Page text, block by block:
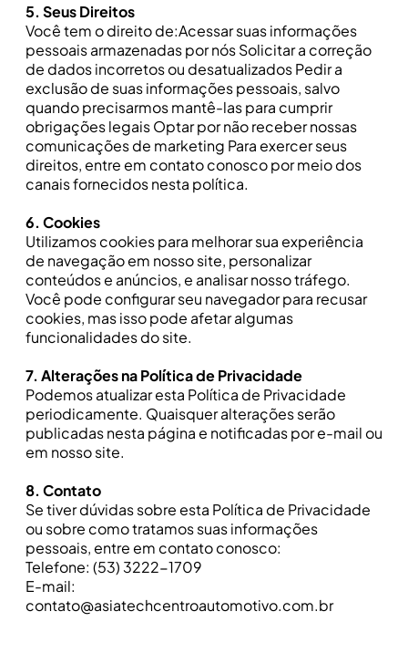
5. Seus Direitos
Você tem o direito de:Acessar suas informações
pessoais armazenadas por nós Solicitar a correção
de dados incorretos ou desatualizados Pedir a
exclusão de suas informações pessoais, salvo
quando precisarmos mantê-las para cumprir
obrigações legais Optar por não receber nossas
comunicações de marketing Para exercer seus
direitos, entre em contato conosco por meio dos
canais fornecidos nesta política.
6. Cookies
Utilizamos cookies para melhorar sua experiência
de navegação em nosso site, personalizar
conteúdos e anúncios, e analisar nosso tráfego.
Você pode configurar seu navegador para recusar
cookies, mas isso pode afetar algumas
funcionalidades do site.
7. Alterações na Política de Privacidade
Podemos atualizar esta Política de Privacidade
periodicamente. Quaisquer alterações serão
publicadas nesta página e notificadas por e-mail ou
em nosso site.
8. Contato
Se tiver dúvidas sobre esta Política de Privacidade
ou sobre como tratamos suas informações
pessoais, entre em contato conosco:
Telefone: (53) 3222-1709
E-mail:
contato@asiatechcentroautomotivo.com.br